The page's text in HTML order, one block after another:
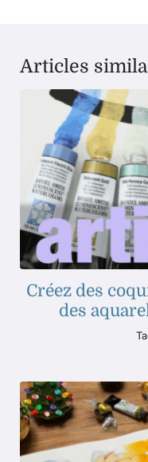
Articles
Créez des
des